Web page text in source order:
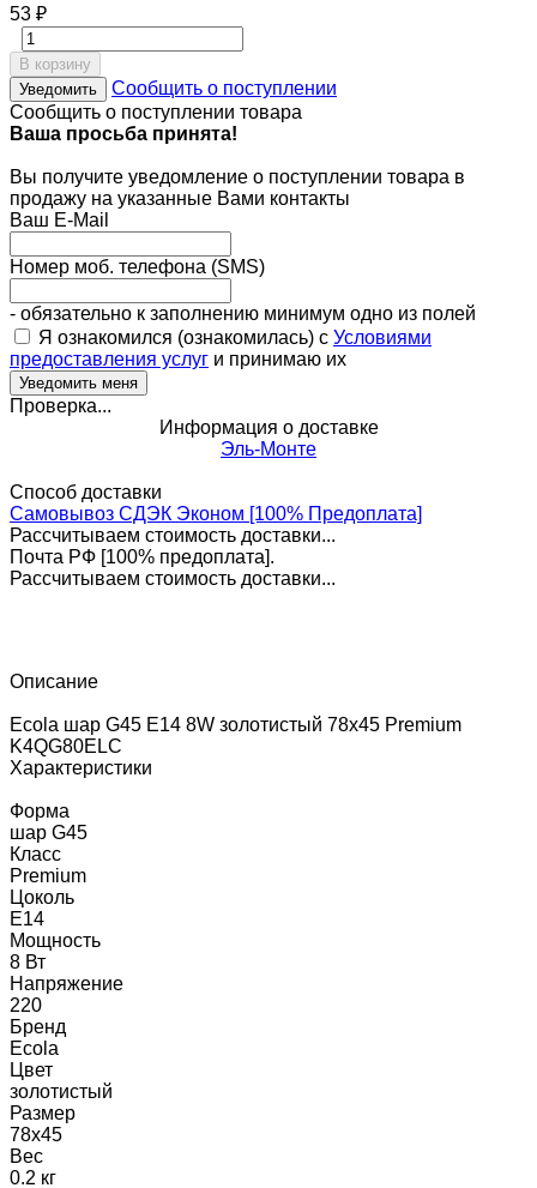
53 ₽
В корзину
Уведомить
Сообщить о поступлении
Сообщить о поступлении товара
Ваша просьба принята!
Вы получите уведомление о поступлении товара в
продажу на указанные Вами контакты
Ваш E-Mail
Номер моб. телефона (SMS)
- обязательно к заполнению минимум одно из полей
Я ознакомился (ознакомилась) с Условиями
предоставления услуг и принимаю их
Проверка...
Информация о доставке
Эль-Монте
Способ доставки
Самовывоз СДЭК Эконом [100% Предоплата]
Рассчитываем стоимость доставки...
Почта РФ [100% предоплата].
Рассчитываем стоимость доставки...
Описание
Ecola шар G45 E14 8W золотистый 78x45 Premium
K4QG80ELC
Характеристики
Форма
шар G45
Класс
Premium
Цоколь
E14
Мощность
8 Вт
Напряжение
220
Бренд
Ecola
Цвет
золотистый
Размер
78x45
Вес
0.2 кг